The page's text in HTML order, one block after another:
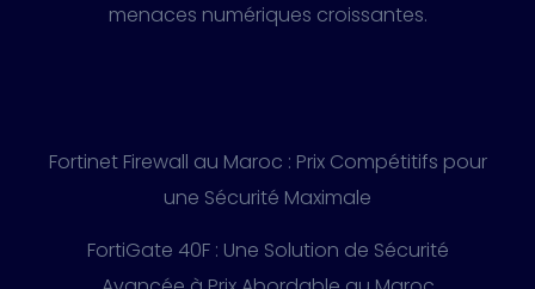
menaces numériques croissantes.
Fortinet Firewall au Maroc : Prix Compétitifs pour
une Sécurité Maximale
FortiGate 40F : Une Solution de Sécurité